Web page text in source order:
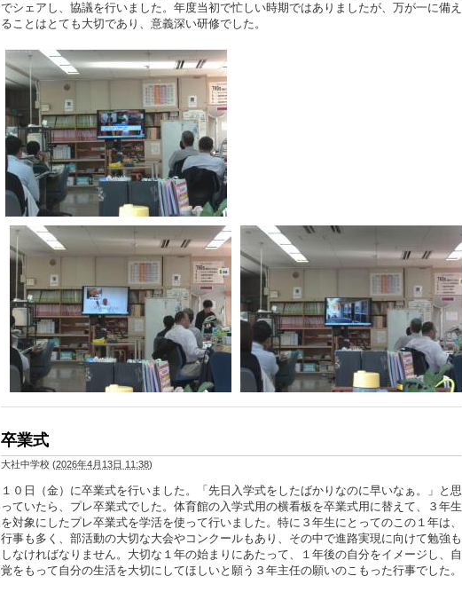
でシェアし、協議を行いました。年度当初で忙しい時期ではありましたが、万が一に備え
ることはとても大切であり、意義深い研修でした。
卒業式
大社中学校 (2026年4月13日 11:38)
１０日（金）に卒業式を行いました。「先日入学式をしたばかりなのに早いなぁ。」と思
っていたら、プレ卒業式でした。体育館の入学式用の横看板を卒業式用に替えて、３年生
を対象にしたプレ卒業式を学活を使って行いました。特に３年生にとってのこの１年は、
行事も多く、部活動の大切な大会やコンクールもあり、その中で進路実現に向けて勉強も
しなければなりません。大切な１年の始まりにあたって、１年後の自分をイメージし、自
覚をもって自分の生活を大切にしてほしいと願う３年主任の願いのこもった行事でした。